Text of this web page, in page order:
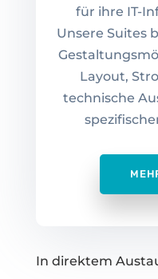
für ihre IT-
Unsere Suites
Layout,
technische
In direktem